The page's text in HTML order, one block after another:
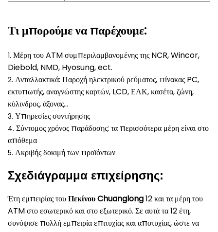
Τι μπορούμε να παρέχουμε:
1. Μέρη του ATM συμπεριλαμβανομένης της NCR, Wincor,
Diebold, NMD, Hyosung, ect.
2. Ανταλλακτικά: Παροχή ηλεκτρικού ρεύματος, πίνακας PC,
εκτυπωτής, αναγνώστης καρτών, LCD, ΕΛΚ, κασέτα, ζώνη,
κύλινδρος, άξονας…
3. Υπηρεσίες συντήρησης
4. Σύντομος χρόνος παράδοσης: τα περισσότερα μέρη είναι στο
απόθεμα
5. Ακριβής δοκιμή των προϊόντων
Σχεδιάγραμμα επιχείρησης:
Έτη εμπειρίας τουΠεκίνου Chuanglong12 και τα μέρη του
ATM στο εσωτερικό και στο εξωτερικό. Σε αυτά τα 12 έτη,
συνόψισε πολλή εμπειρία επιτυχίας και αποτυχίας, ώστε να